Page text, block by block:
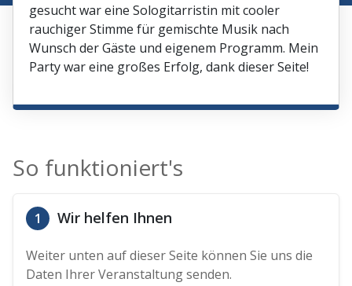
gesucht war eine Sologitarristin mit cooler
rauchiger Stimme für gemischte Musik nach
Wunsch der Gäste und eigenem Programm. Mein
Party war eine großes Erfolg, dank dieser Seite!
So funktioniert's
1 Wir helfen Ihnen
Weiter unten auf dieser Seite können Sie uns die
Daten Ihrer Veranstaltung senden.